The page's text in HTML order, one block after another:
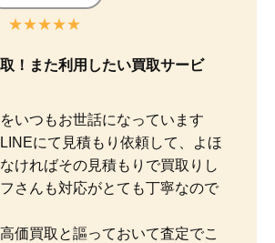
★★★★★
！また利用したい買取サービ
いつもお世話になっています
にて見積もり依頼して、よほ
ければその見積もりで買取りし
さんも対応がとても丁寧なので
価買取と謳っておいて査定でこ